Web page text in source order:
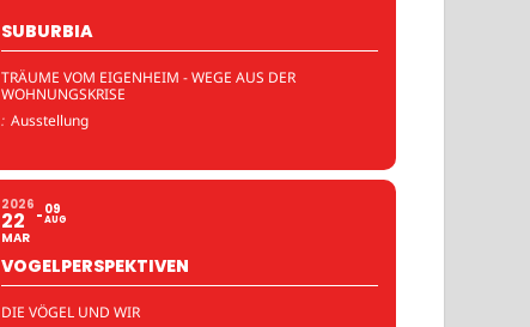
SUBURBIA
TRÄUME VOM EIGENHEIM - WEGE AUS DER
WOHNUNGSKRISE
: Ausstellung
2026
22
MAR
09
AUG
VOGELPERSPEKTIVEN
DIE VÖGEL UND WIR